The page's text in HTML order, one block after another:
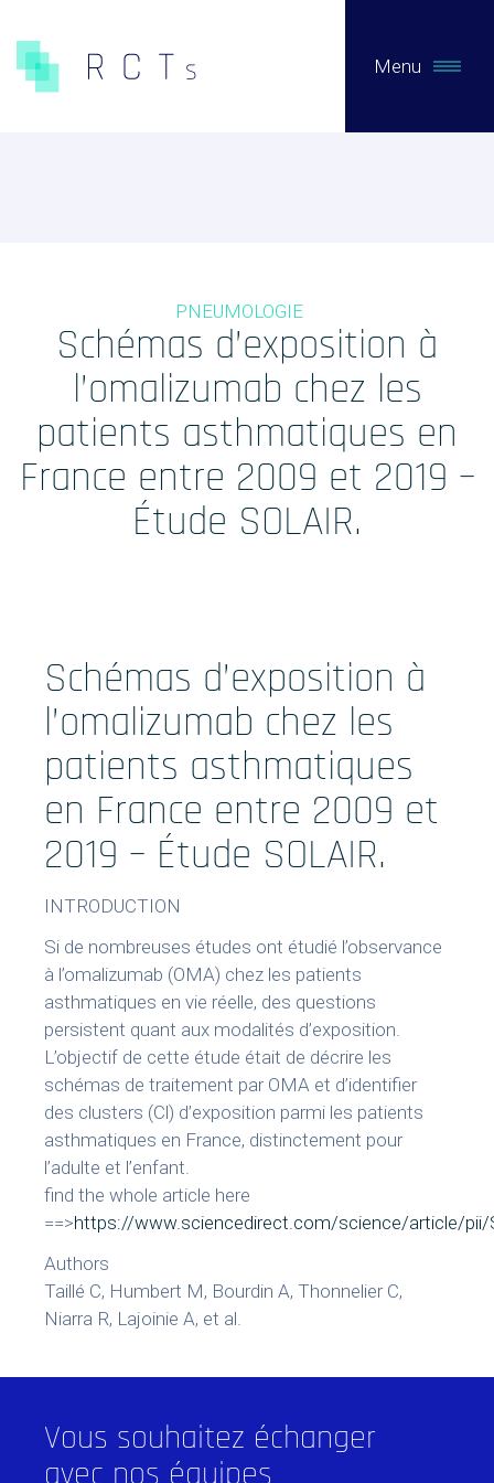
Menu
Études Post-Autorisation sur données primaires
Études sur données secondaires (RNIPH)
Accès précoce / compassionnel
Evaluation clinique des DMs / Conseil règlementaire
Biotech / Medtech
Formations
Vos études
internationales
LinkedIn Twitter
PNEUMOLOGIE
Schémas d’exposition à
l’omalizumab chez les
patients asthmatiques en
France entre 2009 et 2019 –
Étude SOLAIR.
Schémas d’exposition à
l’omalizumab chez les
patients asthmatiques
en France entre 2009 et
2019 – Étude SOLAIR.
INTRODUCTION
Si de nombreuses études ont étudié l’observance
à l’omalizumab (OMA) chez les patients
asthmatiques en vie réelle, des questions
persistent quant aux modalités d’exposition.
L’objectif de cette étude était de décrire les
schémas de traitement par OMA et d’identifier
des clusters (Cl) d’exposition parmi les patients
asthmatiques en France, distinctement pour
l’adulte et l’enfant.
find the whole article here
==>https://www.sciencedirect.com/science/article/pii/
Authors
Taillé C, Humbert M, Bourdin A, Thonnelier C,
Niarra R, Lajoinie A, et al.
Vous souhaitez échanger
avec nos équipes